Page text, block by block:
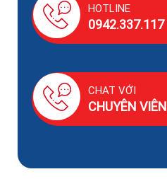
HOTLINE
0942.337.117
CHAT VỚI
CHUYÊN VIÊN